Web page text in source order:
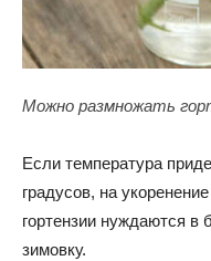
Можно размножать
Если температура
градусов, на
гортензии нуждаются
зимовку.